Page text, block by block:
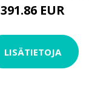
391.86 EUR
LISÄTIETOJA